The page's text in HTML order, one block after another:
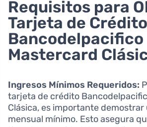
Requisitos para
Tarjeta de Crédito
Bancodelpacifico
Mastercard
Ingresos Mínimos Requeridos:
tarjeta de crédito
Clásica, es importante demostrar
mensual mínimo. Esto asegura